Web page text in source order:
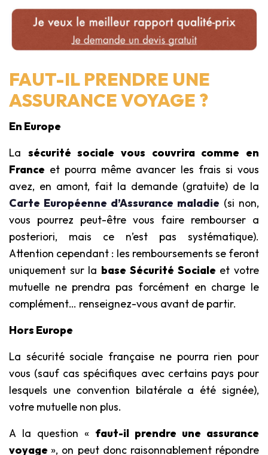
FAUT-IL PRENDRE UNE
ASSURANCE VOYAGE ?
En Europe
La sécurité sociale vous couvrira comme en
France et pourra même avancer les frais si vous
avez, en amont, fait la demande (gratuite) de la
Carte Européenne d’Assurance maladie (si non,
vous pourrez peut-être vous faire rembourser a
posteriori, mais ce n’est pas systématique).
Attention cependant : les remboursements se feront
uniquement sur la base Sécurité Sociale et votre
mutuelle ne prendra pas forcément en charge le
complément… renseignez-vous avant de partir.
Hors Europe
La sécurité sociale française ne pourra rien pour
vous (sauf cas spécifiques avec certains pays pour
lesquels une convention bilatérale a été signée),
votre mutuelle non plus.
A la question « faut-il prendre une assurance
voyage», on peut donc raisonnablement répondre